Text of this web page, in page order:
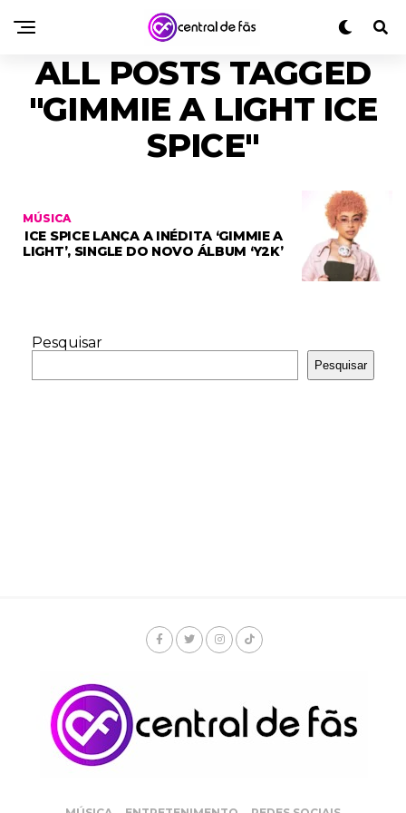
ALL POSTS TAGGED
"GIMMIE A LIGHT ICE
SPICE"
MÚSICA
ICE SPICE LANÇA A INÉDITA ‘GIMMIE A
LIGHT’, SINGLE DO NOVO ÁLBUM ‘Y2K’
Pesquisar
Pesquisar